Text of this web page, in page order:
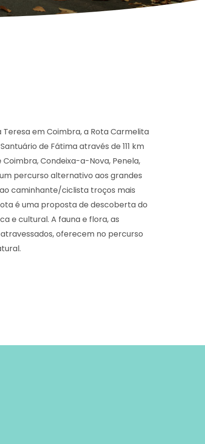
em Coimbra, a Rota Carmelita
de Fátima através de 111 km
Condeixa-a-Nova, Penela,
percurso alternativo aos grandes
caminhante/ciclista troços mais
é uma proposta de descoberta do
e cultural. A fauna e flora, as
oferecem no percurso